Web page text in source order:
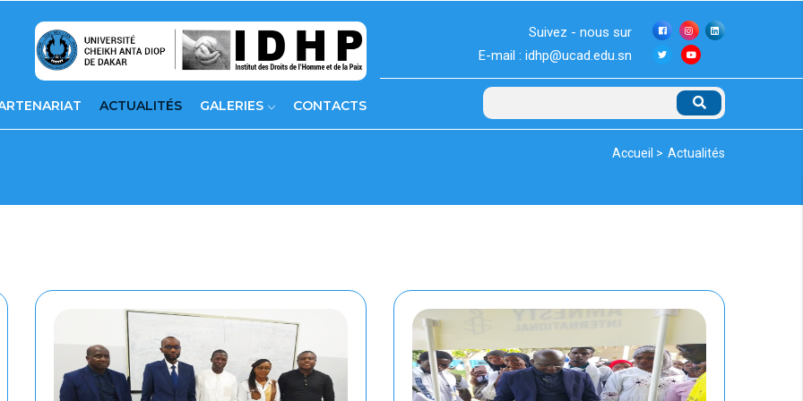
Suivez - nous sur
E-mail : idhp@ucad.edu.sn
ACTUALITÉS GALERIES CONTACTS Rechercher
Fil
Accueil > Actualités